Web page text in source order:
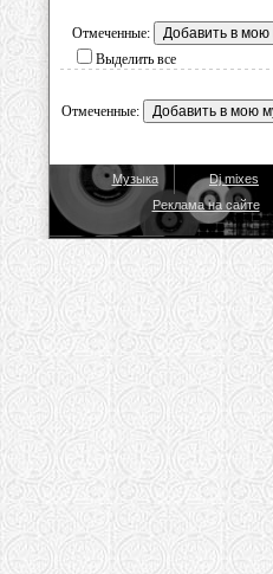
Отмеченные:
Выделить все
Отмеченные:
Музыка Dj mixes
Реклама на сайте